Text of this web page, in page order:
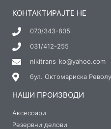
КОНТАКТИРАЈТЕ НЕ
070/343-805
031/412-255
nikitrans_ko@yahoo.com
бул. Октомвриска
НАШИ ПРОИЗВОДИ
Аксесоари
Резервни делови